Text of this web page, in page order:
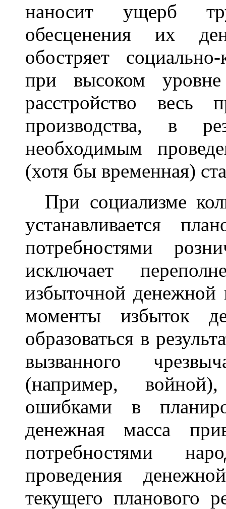
наносит ущерб
обесценения их
обостряет
при высоком
расстройство весь
производства, в
необходимым
(хотя бы временная)
При социализме
устанавливается
потребностями
исключает
избыточной денежной
моменты избыток
образоваться в
вызванного
(например,
ошибками в
денежная масса
потребностями
проведения
текущего планового